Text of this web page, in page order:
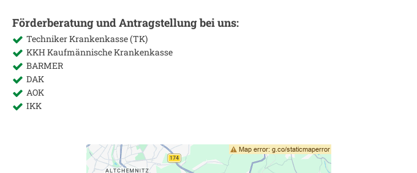
Förderberatung und Antragstellung bei uns:
Techniker Krankenkasse (TK)
KKH Kaufmännische Krankenkasse
BARMER
DAK
AOK
IKK